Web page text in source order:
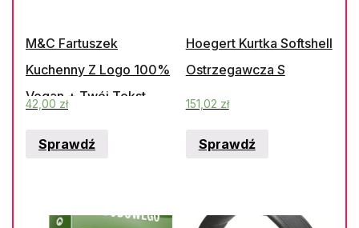
M&C Fartuszek
Kuchenny Z Logo 100%
Vegan + Twój Tekst
42,00 zł
Sprawdź
Hoegert Kurtka Softshell
Ostrzegawcza S
151,02 zł
Sprawdź